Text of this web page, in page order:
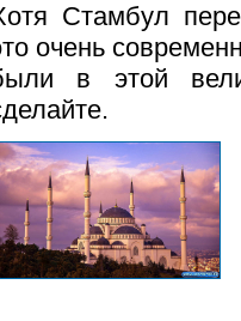
Стамбул
очень
в этой